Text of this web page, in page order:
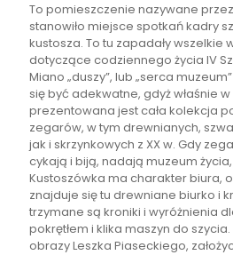
To pomieszczenie nazywane
stanowiło miejsce spotkań kadry
kustosza. To tu zapadały wszelkie
dotyczące codziennego życia IV
Miano „duszy”, lub „serca
się być adekwatne, gdyż właśnie
prezentowana jest cała kolekcja
zegarów, w tym drewnianych,
jak i skrzynkowych z XX w. Gdy
cykają i biją, nadają muzeum
Kustoszówka ma charakter biura,
znajduje się tu drewniane biurko i
trzymane są kroniki i wyróżnienia
pokrętłem i klika maszyn do
obrazy Leszka Piaseckiego,